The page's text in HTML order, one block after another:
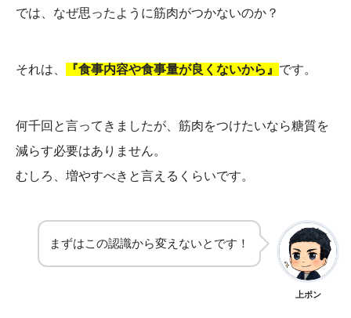
では、なぜ思ったように筋肉がつかないのか？
それは、 『食事内容や食事量が良くないから』 です。
何千回と言ってきましたが、筋肉をつけたいなら糖質を
減らす必要はありません。
むしろ、増やすべきと言えるくらいです。
まずはこの認識から変えないとです！
上ポン